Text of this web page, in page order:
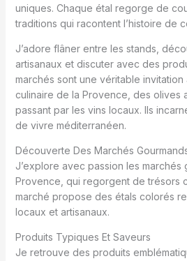
uniques. Chaque étal regorge de
traditions qui racontent l’histoire de
J’adore flâner entre les stands,
artisanaux et discuter avec des
marchés sont une véritable
culinaire de la Provence, des olives
passant par les vins locaux. Ils
de vivre méditerranéen.
Découverte Des Marchés
J’explore avec passion les marchés
Provence, qui regorgent de trésors
marché propose des étals colorés
locaux et artisanaux.
Produits Typiques Et Saveurs
Je retrouve des produits